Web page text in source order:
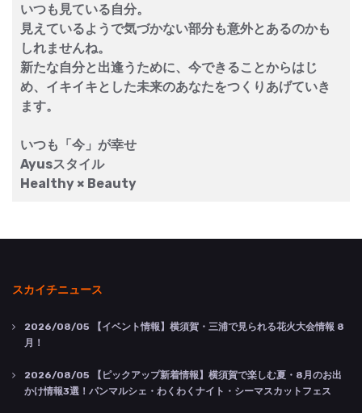
いつも見ている自分。
見えているようで気づかない部分も意外とあるのかも
しれませんね。
新たな自分と出逢うために、今できることからはじ
め、イキイキとした未来のあなたをつくりあげていき
ます。
いつも「今」が幸せ
Ayusスタイル
Healthy × Beauty
スカイチニュース
2026/08/05 【イベント情報】横須賀・三浦で見られる花火大会情報 8
月！
2026/08/05 【ピックアップ新着情報】横須賀で楽しむ夏・8月のお出
かけ情報3選！パンマルシェ・わくわくナイト・シーマスカットフェス